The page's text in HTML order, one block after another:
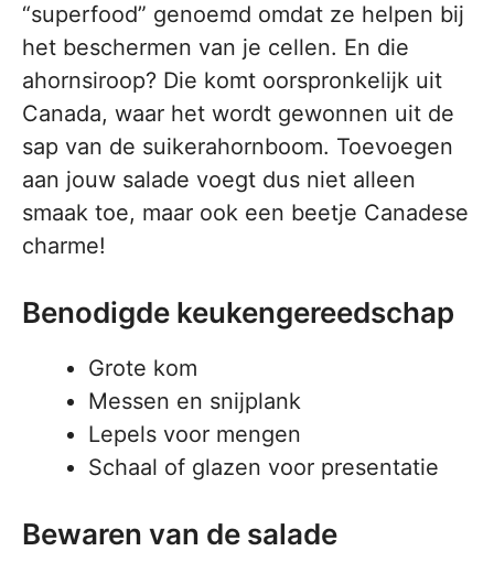
“superfood” genoemd omdat ze helpen bij
het beschermen van je cellen. En die
ahornsiroop? Die komt oorspronkelijk uit
Canada, waar het wordt gewonnen uit de
sap van de suikerahornboom. Toevoegen
aan jouw salade voegt dus niet alleen
smaak toe, maar ook een beetje Canadese
charme!
Benodigde keukengereedschap
Grote kom
Messen en snijplank
Lepels voor mengen
Schaal of glazen voor presentatie
Bewaren van de salade